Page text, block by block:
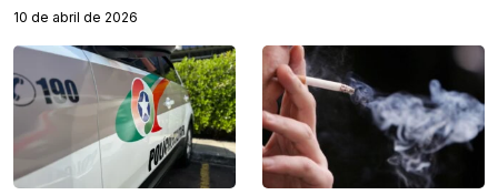
10 de abril de 2026